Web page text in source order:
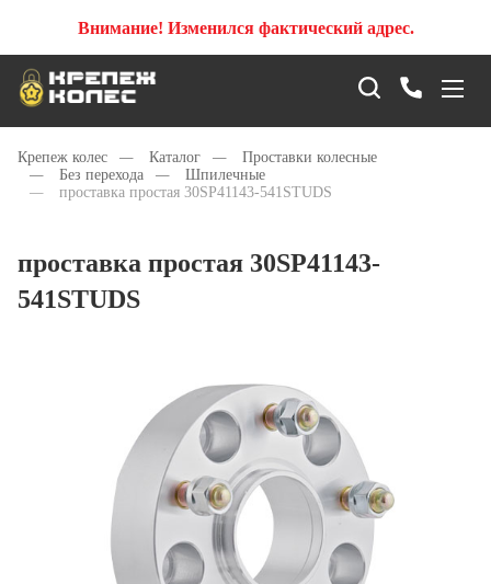
Внимание! Изменился фактический адрес.
Крепеж колес — Каталог —
Проставки колесные
—
Без перехода —
Шпилечные
—
проставка простая 30SP41143-541STUDS
проставка простая 30SP41143-
541STUDS